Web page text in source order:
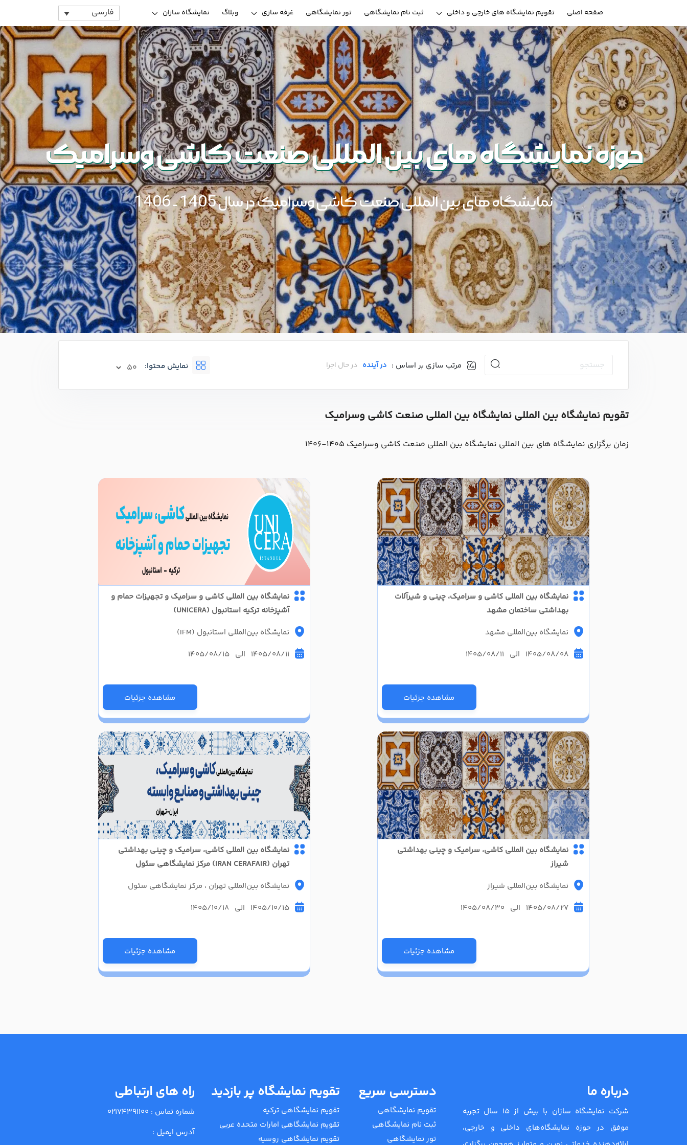
صفحه اصلی تقویم نمایشگاه های خارجی و داخلی ثبت نام نمایشگاهی تور نمایشگاهی غرفه سازی وبلاگ نمایشگاه سازان فارسی
حوزه نمایشگاه های بین المللی صنعت کاشی وسرامیک
نمایشگاه های بین المللی صنعت کاشی وسرامیک در سال 1405 - 1406
مرتب سازی بر اساس : در آینده در حال اجرا نمایش محتوا:
تقویم نمایشگاه بین المللی نمایشگاه بین المللی صنعت کاشی وسرامیک
زمان برگزاری نمایشگاه های بین المللی نمایشگاه بین المللی صنعت کاشی وسرامیک 1405-1406
نمایشگاه بین المللی کاشی و سرامیک، چینی و شیرآلات
بهداشتی ساختمان مشهد
نمایشگاه بین‌المللی مشهد
1405/08/08 الی 1405/08/11
مشاهده جزئیات
نمایشگاه بین المللی کاشی و سرامیک و تجهیزات حمام و
آشپزخانه ترکیه استانبول (UNICERA)
نمایشگاه بین‌المللی استانبول (IFM)
1405/08/11 الی 1405/08/15
مشاهده جزئیات
نمایشگاه بین المللی کاشی، سرامیک و چینی بهداشتی
شیراز
نمایشگاه بین‌المللی شیراز
1405/08/27 الی 1405/08/30
مشاهده جزئیات
نمایشگاه بین المللی کاشی، سرامیک و چینی بهداشتی
تهران (IRAN CERAFAIR) مرکز نمایشگاهی سئول
نمایشگاه بین‌المللی تهران ، مرکز نمایشگاهی سئول
1405/10/15 الی 1405/10/18
مشاهده جزئیات
درباره ما
شرکت نمایشگاه سازان با بیش از 15 سال تجربه
موفق در حوزه نمایشگاه‌های داخلی و خارجی،
دسترسی سریع
تقویم نمایشگاهی
ثبت نام نمایشگاهی
تور نمایشگاهی
تقویم نمایشگاه پر بازدید
تقویم نمایشگاهی ترکیه
تقویم نمایشگاهی امارات متحده عربی
تقویم نمایشگاهی روسیه
راه های ارتباطی
شماره تماس : 02174391100
آدرس ایمیل :